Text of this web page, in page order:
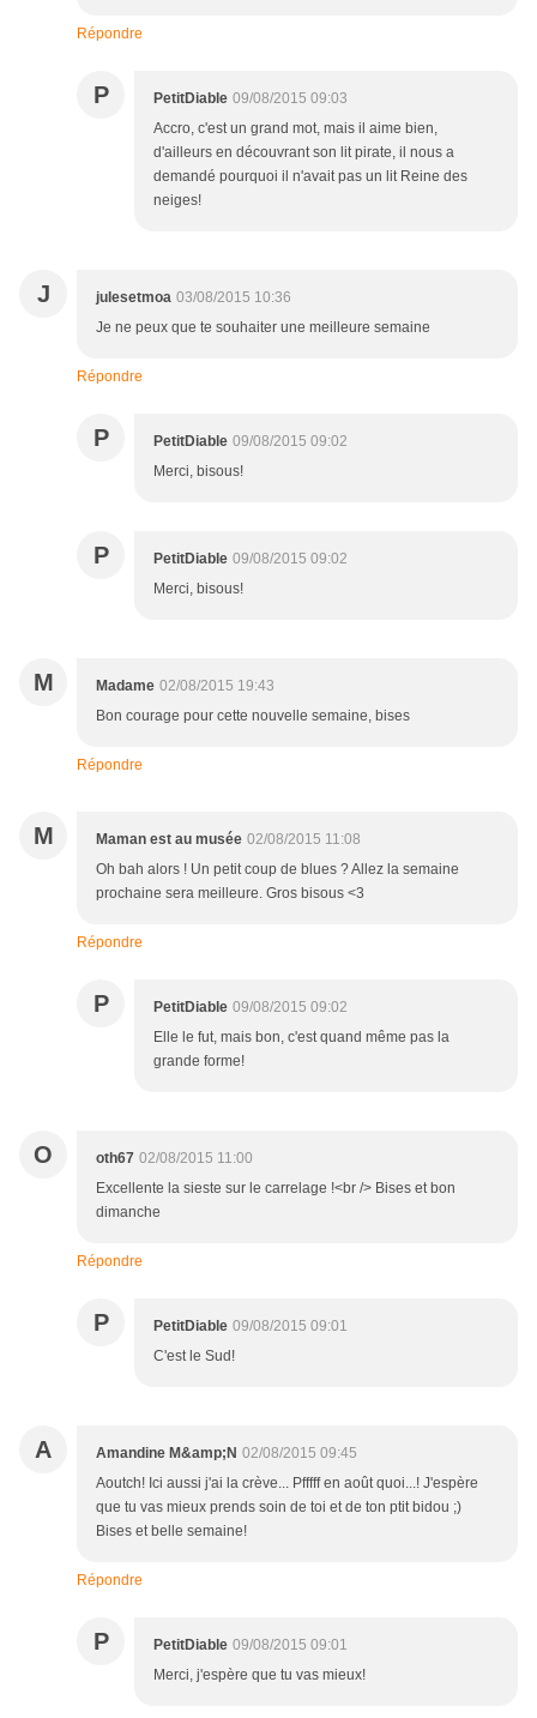
Répondre
P PetitDiable 09/08/2015 09:03
Accro, c'est un grand mot, mais il aime bien,
d'ailleurs en découvrant son lit pirate, il nous a
demandé pourquoi il n'avait pas un lit Reine des
neiges!
J julesetmoa 03/08/2015 10:36
Je ne peux que te souhaiter une meilleure semaine
Répondre
P PetitDiable 09/08/2015 09:02
Merci, bisous!
P PetitDiable 09/08/2015 09:02
Merci, bisous!
M Madame 02/08/2015 19:43
Bon courage pour cette nouvelle semaine, bises
Répondre
M Maman est au musée 02/08/2015 11:08
Oh bah alors ! Un petit coup de blues ? Allez la semaine
prochaine sera meilleure. Gros bisous <3
Répondre
P PetitDiable 09/08/2015 09:02
Elle le fut, mais bon, c'est quand même pas la
grande forme!
O oth67 02/08/2015 11:00
Excellente la sieste sur le carrelage !<br /> Bises et bon
dimanche
Répondre
P PetitDiable 09/08/2015 09:01
C'est le Sud!
A Amandine M&amp;N 02/08/2015 09:45
Aoutch! Ici aussi j'ai la crève... Pfffff en août quoi...! J'espère
que tu vas mieux prends soin de toi et de ton ptit bidou ;)
Bises et belle semaine!
Répondre
P PetitDiable 09/08/2015 09:01
Merci, j'espère que tu vas mieux!